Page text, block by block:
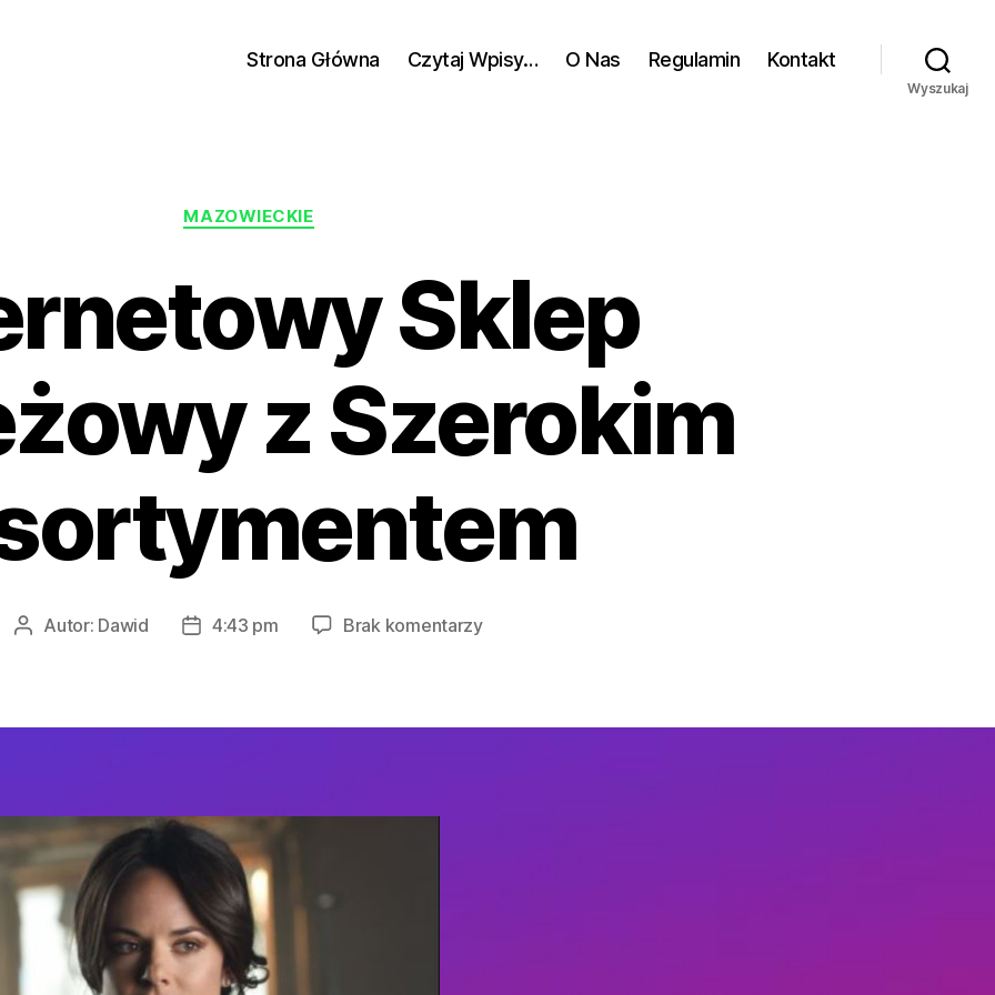
Strona Główna Czytaj Wpisy… O Nas Regulamin Kontakt
Wyszukaj
Kategorie
MAZOWIECKIE
Sklep
z Szerokim
AutorAutor: Dawid
Data4:43 pm Brak komentarzydo
z